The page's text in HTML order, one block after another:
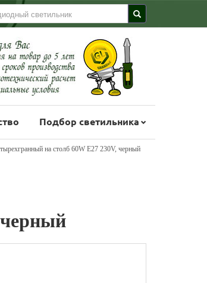
Подбор светильника
на столб 60W E27 230V, черный